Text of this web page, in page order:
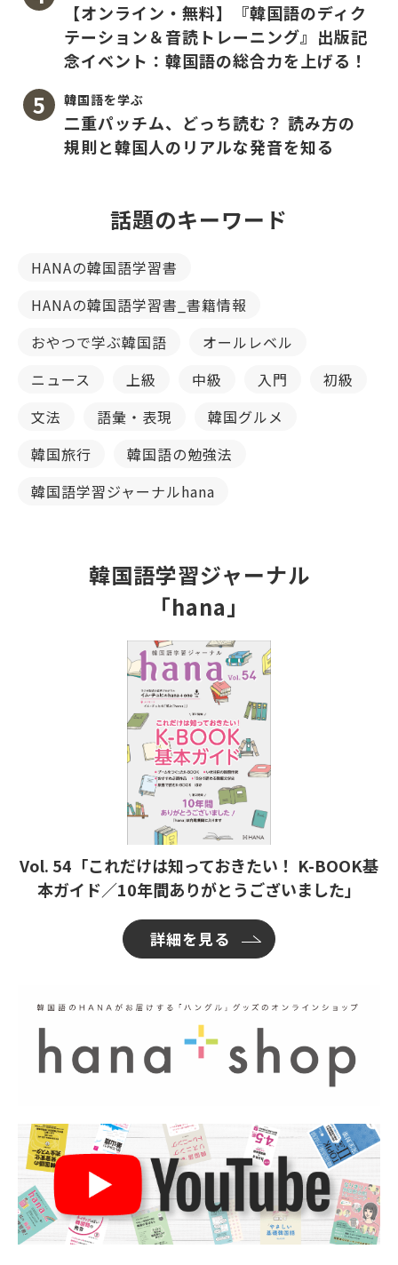
【オンライン・無料】『韓国語のディク
テーション＆音読トレーニング』出版記
念イベント：韓国語の総合力を上げる！
韓国語を学ぶ
二重パッチム、どっち読む？ 読み方の
規則と韓国人のリアルな発音を知る
話題のキーワード
HANAの韓国語学習書
HANAの韓国語学習書_書籍情報
おやつで学ぶ韓国語
オールレベル
ニュース
上級 中級 入門
初級
文法
語彙・表現
韓国グルメ
韓国旅行
韓国語の勉強法
韓国語学習ジャーナルhana
韓国語学習ジャーナル
「hana」
Vol. 54「これだけは知っておきたい！ K-BOOK基
本ガイド／10年間ありがとうございました」
詳細を見る